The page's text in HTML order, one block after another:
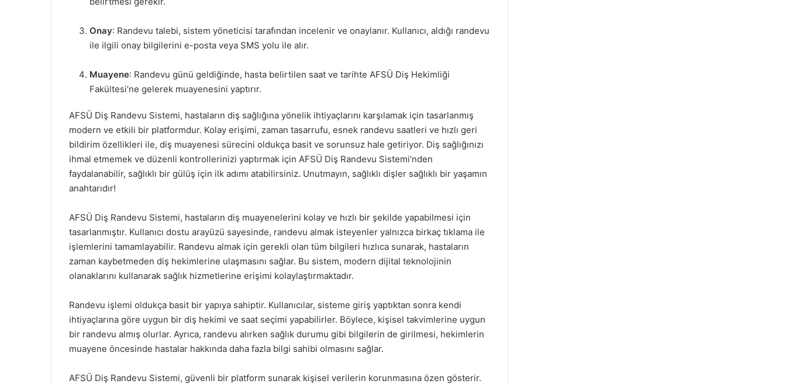
Onay: Randevu talebi, sistem yöneticisi tarafından incelenir ve onaylanır. Kullanıcı, aldığı randevu
ile ilgili onay bilgilerini e-posta veya SMS yolu ile alır.
Muayene: Randevu günü geldiğinde, hasta belirtilen saat ve tarihte AFSÜ Diş Hekimliği
Fakültesi’ne gelerek muayenesini yaptırır.
AFSÜ Diş Randevu Sistemi, hastaların diş sağlığına yönelik ihtiyaçlarını karşılamak için tasarlanmış
modern ve etkili bir platformdur. Kolay erişimi, zaman tasarrufu, esnek randevu saatleri ve hızlı geri
bildirim özellikleri ile, diş muayenesi sürecini oldukça basit ve sorunsuz hale getiriyor. Diş sağlığınızı
ihmal etmemek ve düzenli kontrollerinizi yaptırmak için AFSÜ Diş Randevu Sistemi’nden
faydalanabilir, sağlıklı bir gülüş için ilk adımı atabilirsiniz. Unutmayın, sağlıklı dişler sağlıklı bir yaşamın
anahtarıdır!
AFSÜ Diş Randevu Sistemi, hastaların diş muayenelerini kolay ve hızlı bir şekilde yapabilmesi için
tasarlanmıştır. Kullanıcı dostu arayüzü sayesinde, randevu almak isteyenler yalnızca birkaç tıklama ile
işlemlerini tamamlayabilir. Randevu almak için gerekli olan tüm bilgileri hızlıca sunarak, hastaların
zaman kaybetmeden diş hekimlerine ulaşmasını sağlar. Bu sistem, modern dijital teknolojinin
olanaklarını kullanarak sağlık hizmetlerine erişimi kolaylaştırmaktadır.
Randevu işlemi oldukça basit bir yapıya sahiptir. Kullanıcılar, sisteme giriş yaptıktan sonra kendi
ihtiyaçlarına göre uygun bir diş hekimi ve saat seçimi yapabilirler. Böylece, kişisel takvimlerine uygun
bir randevu almış olurlar. Ayrıca, randevu alırken sağlık durumu gibi bilgilerin de girilmesi, hekimlerin
muayene öncesinde hastalar hakkında daha fazla bilgi sahibi olmasını sağlar.
AFSÜ Diş Randevu Sistemi, güvenli bir platform sunarak kişisel verilerin korunmasına özen gösterir.